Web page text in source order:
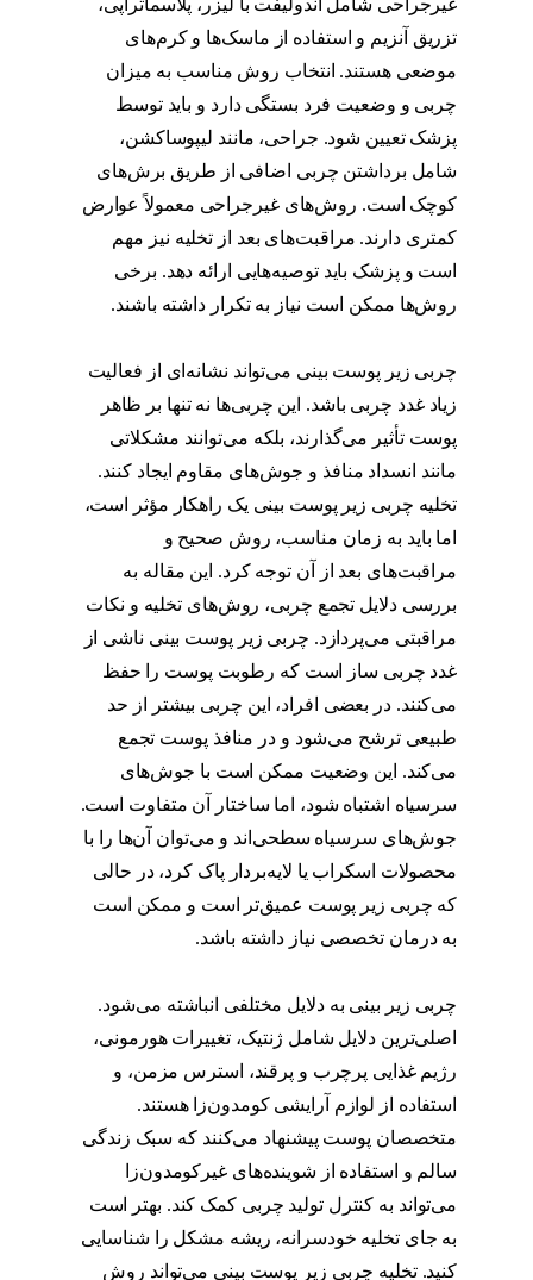
غیرجراحی شامل اندولیفت با لیزر، پلاسماتراپی،
تزریق آنزیم و استفاده از ماسک‌ها و کرم‌های
موضعی هستند. انتخاب روش مناسب به میزان
چربی و وضعیت فرد بستگی دارد و باید توسط
پزشک تعیین شود. جراحی، مانند لیپوساکشن،
شامل برداشتن چربی اضافی از طریق برش‌های
کوچک است. روش‌های غیرجراحی معمولاً عوارض
کمتری دارند. مراقبت‌های بعد از تخلیه نیز مهم
است و پزشک باید توصیه‌هایی ارائه دهد. برخی
روش‌ها ممکن است نیاز به تکرار داشته باشند.
چربی زیر پوست بینی می‌تواند نشانه‌ای از فعالیت
زیاد غدد چربی باشد. این چربی‌ها نه تنها بر ظاهر
پوست تأثیر می‌گذارند، بلکه می‌توانند مشکلاتی
مانند انسداد منافذ و جوش‌های مقاوم ایجاد کنند.
تخلیه چربی زیر پوست بینی یک راهکار مؤثر است،
اما باید به زمان مناسب، روش صحیح و
مراقبت‌های بعد از آن توجه کرد. این مقاله به
بررسی دلایل تجمع چربی، روش‌های تخلیه و نکات
مراقبتی می‌پردازد. چربی زیر پوست بینی ناشی از
غدد چربی ساز است که رطوبت پوست را حفظ
می‌کنند. در بعضی افراد، این چربی بیشتر از حد
طبیعی ترشح می‌شود و در منافذ پوست تجمع
می‌کند. این وضعیت ممکن است با جوش‌های
سرسیاه اشتباه شود، اما ساختار آن متفاوت است.
جوش‌های سرسیاه سطحی‌اند و می‌توان آن‌ها را با
محصولات اسکراب یا لایه‌بردار پاک کرد، در حالی
که چربی زیر پوست عمیق‌تر است و ممکن است
به درمان تخصصی نیاز داشته باشد.
چربی زیر بینی به دلایل مختلفی انباشته می‌شود.
اصلی‌ترین دلایل شامل ژنتیک، تغییرات هورمونی،
رژیم غذایی پرچرب و پرقند، استرس مزمن، و
استفاده از لوازم آرایشی کومدون‌زا هستند.
متخصصان پوست پیشنهاد می‌کنند که سبک زندگی
سالم و استفاده از شوینده‌های غیرکومدون‌زا
می‌تواند به کنترل تولید چربی کمک کند. بهتر است
به جای تخلیه خودسرانه، ریشه مشکل را شناسایی
کنید. تخلیه چربی زیر پوست بینی می‌تواند روش